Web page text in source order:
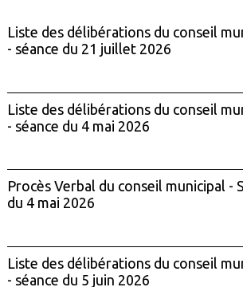
Liste des délibérations du conseil
- séance du 21 juillet 2026
Liste des délibérations du conseil
- séance du 4 mai 2026
Procès Verbal du conseil municipal -
du 4 mai 2026
Liste des délibérations du conseil
- séance du 5 juin 2026